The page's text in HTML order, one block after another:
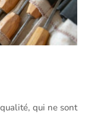
qui ne sont